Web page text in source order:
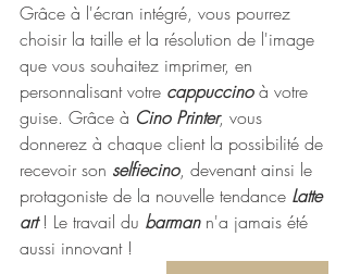
Grâce à l'écran intégré, vous pourrez
choisir la taille et la résolution de l'image
que vous souhaitez imprimer, en
personnalisant votre cappuccino à votre
guise. Grâce à Cino Printer, vous
donnerez à chaque client la possibilité de
recevoir son selfiecino, devenant ainsi le
protagoniste de la nouvelle tendance Latte
art ! Le travail du barman n'a jamais été
aussi innovant !